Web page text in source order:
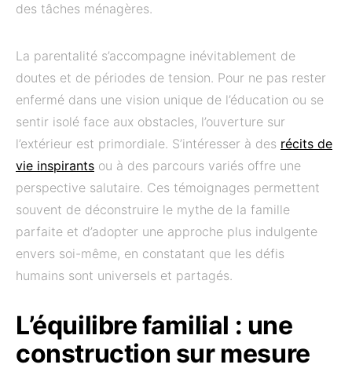
des tâches ménagères.
La parentalité s’accompagne inévitablement de
doutes et de périodes de tension. Pour ne pas rester
enfermé dans une vision unique de l’éducation ou se
sentir isolé face aux obstacles, l’ouverture sur
l’extérieur est primordiale. S’intéresser à des récits de
vie inspirants ou à des parcours variés offre une
perspective salutaire. Ces témoignages permettent
souvent de déconstruire le mythe de la famille
parfaite et d’adopter une approche plus indulgente
envers soi-même, en constatant que les défis
humains sont universels et partagés.
L’équilibre familial : une
construction sur mesure